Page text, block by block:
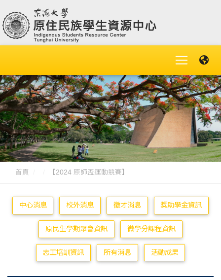
首頁 【2024 原師盃運動競賽】
中心消息 校外消息 徵才消息 獎助學金資訊
原民生學期聚會資訊 微學分課程資訊
志工培訓資訊 所有消息 活動成果